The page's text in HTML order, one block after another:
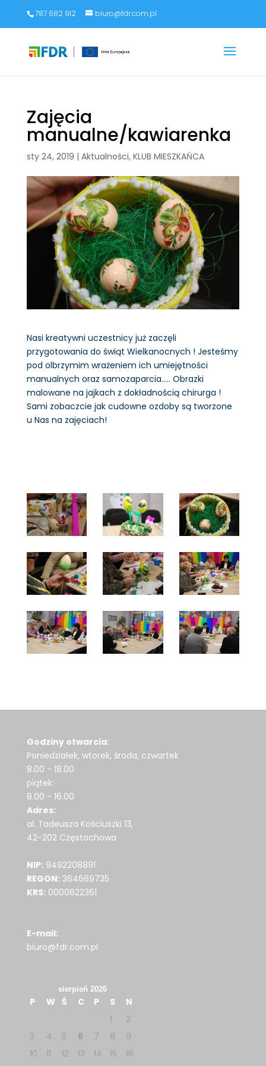
787 682 912 biuro@fdr.com.pl
Zajęcia
manualne/kawiarenka
sty 24, 2019 | Aktualności, KLUB MIESZKAŃCA
Nasi kreatywni uczestnicy już zaczęli
przygotowania do świąt Wielkanocnych ! Jesteśmy
pod olbrzymim wrażeniem ich umiejętności
manualnych oraz samozaparcia….. Obrazki
malowane na jajkach z dokładnością chirurga !
Sami zobaczcie jak cudowne ozdoby są tworzone
u Nas na zajęciach!
Godziny otwarcia:
Poniedziałek, wtorek, środa, czwartek
8.00 - 18.00
piątek:
8.00 - 16.00
Adres:
al. Tadeusza Kościuszki 13,
42-202 Częstochowa
NIP: 9492208891
REGON: 364669735
KRS: 0000622361
E-mail:
biuro@fdr.com.pl
sierpień 2026
P W Ś C P S
N
1
2
3
4 5 6 7 8
9
10
11 12 13 14 15
16